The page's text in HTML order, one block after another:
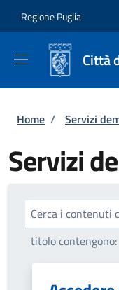
Regione Puglia
Città
Briciole di
Home / Servizi
Servizi
Cerca i contenuti
titolo contengono: